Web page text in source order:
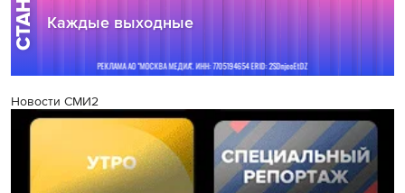
Новости СМИ2